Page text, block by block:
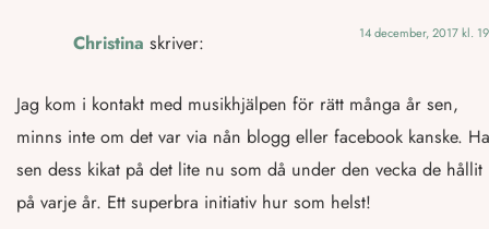
Christina skriver: 14 december, 2017 kl.
Jag kom i kontakt med musikhjälpen för rätt många år sen,
minns inte om det var via nån blogg eller facebook kanske.
sen dess kikat på det lite nu som då under den vecka de hållit
på varje år. Ett superbra initiativ hur som helst!